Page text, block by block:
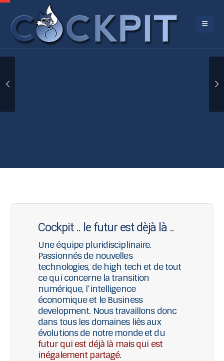
Cockpit .. le futur est dèjà là ..
Une équipe pluridisciplinaire.
Passionnés de nouvelles
technologies, de high tech et de tout
ce qui concerne la transition
numérique, l’intelligence
économique et le Business
development. Nous travaillons donc
dans tous les domaines liès aux
évolutions de notre monde et du
futur qui est déjà là mais qui est
inégalement partagé.